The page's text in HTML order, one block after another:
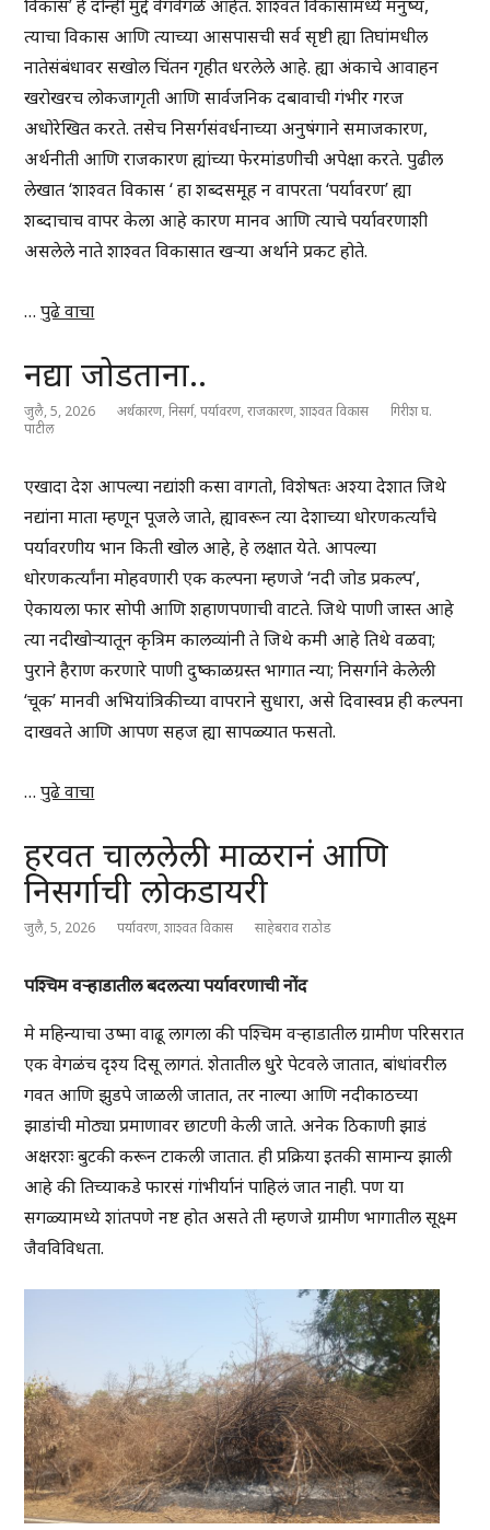
विकास’ हे दोन्ही मुद्दे वेगवेगळे आहेत. शाश्वत विकासामध्ये मनुष्य,
त्याचा विकास आणि त्याच्या आसपासची सर्व सृष्टी ह्या तिघांमधील
नातेसंबंधावर सखोल चिंतन गृहीत धरलेले आहे. ह्या अंकाचे आवाहन
खरोखरच लोकजागृती आणि सार्वजनिक दबावाची गंभीर गरज
अधोरेखित करते. तसेच निसर्गसंवर्धनाच्या अनुषंगाने समाजकारण,
अर्थनीती आणि राजकारण ह्यांच्या फेरमांडणीची अपेक्षा करते. पुढील
लेखात ‘शाश्वत विकास ‘ हा शब्दसमूह न वापरता ‘पर्यावरण’ ह्या
शब्दाचाच वापर केला आहे कारण मानव आणि त्याचे पर्यावरणाशी
असलेले नाते शाश्वत विकासात खऱ्या अर्थाने प्रकट होते.
…पुढे वाचा
नद्या जोडताना..
जुलै, 5, 2026 अर्थकारण,निसर्ग,पर्यावरण,राजकारण,शाश्वत विकास
गिरीश घ.
पाटील
एखादा देश आपल्या नद्यांशी कसा वागतो, विशेषतः अश्या देशात जिथे
नद्यांना माता म्हणून पूजले जाते, ह्यावरून त्या देशाच्या धोरणकर्त्यांचे
पर्यावरणीय भान किती खोल आहे, हे लक्षात येते. आपल्या
धोरणकर्त्यांना मोहवणारी एक कल्पना म्हणजे ‘नदी जोड प्रकल्प’,
ऐकायला फार सोपी आणि शहाणपणाची वाटते. जिथे पाणी जास्त आहे
त्या नदीखोऱ्यातून कृत्रिम कालव्यांनी ते जिथे कमी आहे तिथे वळवा;
पुराने हैराण करणारे पाणी दुष्काळग्रस्त भागात न्या; निसर्गाने केलेली
‘चूक’ मानवी अभियांत्रिकीच्या वापराने सुधारा, असे दिवास्वप्न ही कल्पना
दाखवते आणि आपण सहज ह्या सापळ्यात फसतो.
…पुढे वाचा
हरवत चाललेली माळरानं आणि
निसर्गाची लोकडायरी
जुलै, 5, 2026 पर्यावरण,शाश्वत विकास साहेबराव राठोड
पश्चिम वऱ्हाडातील बदलत्या पर्यावरणाची नोंद
मे महिन्याचा उष्मा वाढू लागला की पश्चिम वऱ्हाडातील ग्रामीण परिसरात
एक वेगळंच दृश्य दिसू लागतं. शेतातील धुरे पेटवले जातात, बांधांवरील
गवत आणि झुडपे जाळली जातात, तर नाल्या आणि नदीकाठच्या
झाडांची मोठ्या प्रमाणावर छाटणी केली जाते. अनेक ठिकाणी झाडं
अक्षरशः बुटकी करून टाकली जातात. ही प्रक्रिया इतकी सामान्य झाली
आहे की तिच्याकडे फारसं गांभीर्यानं पाहिलं जात नाही. पण या
सगळ्यामध्ये शांतपणे नष्ट होत असते ती म्हणजे ग्रामीण भागातील सूक्ष्म
जैवविविधता.